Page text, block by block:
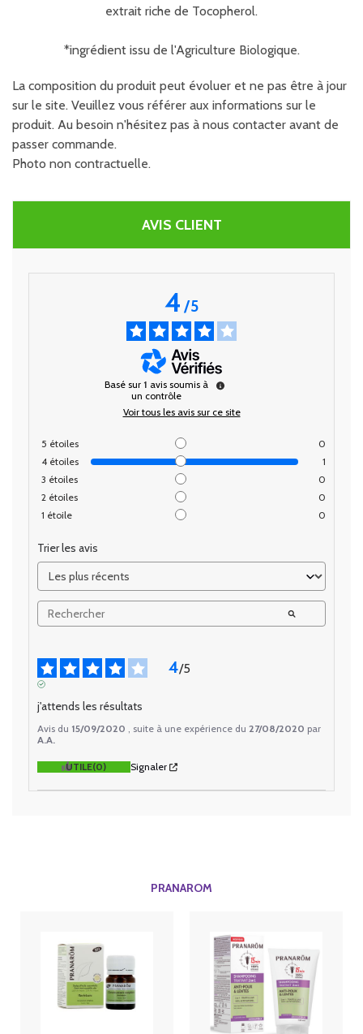
extrait riche de Tocopherol.
*ingrédient issu de l'Agriculture Biologique.
La composition du produit peut évoluer et ne pas être à jour
sur le site. Veuillez vous référer aux informations sur le
produit. Au besoin n'hésitez pas à nous contacter avant de
passer commande.
Photo non contractuelle.
AVIS CLIENT
4/5
Basé sur 1 avis soumis à
un contrôle
Voir tous les avis sur ce site
5 étoiles
0
4 étoiles
1
3 étoiles
0
2 étoiles
0
1 étoile 0
Trier les avis
4/5
j'attends les résultats
Avis du 15/09/2020 , suite à une expérience du 27/08/2020 par
A.A.
UTILE(0) Signaler
PRANAROM